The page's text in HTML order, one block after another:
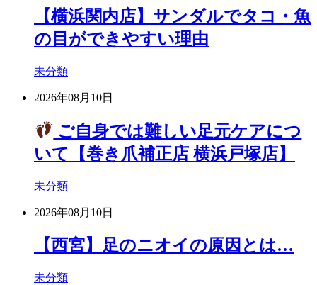
【横浜関内店】サンダルでタコ・魚
の目ができやすい理由
未分類
2026年08月10日
ご自身では難しい足元ケアにつ
いて【巻き爪補正店 横浜戸塚店】
未分類
2026年08月10日
【西宮】足のニオイの原因とは…
未分類